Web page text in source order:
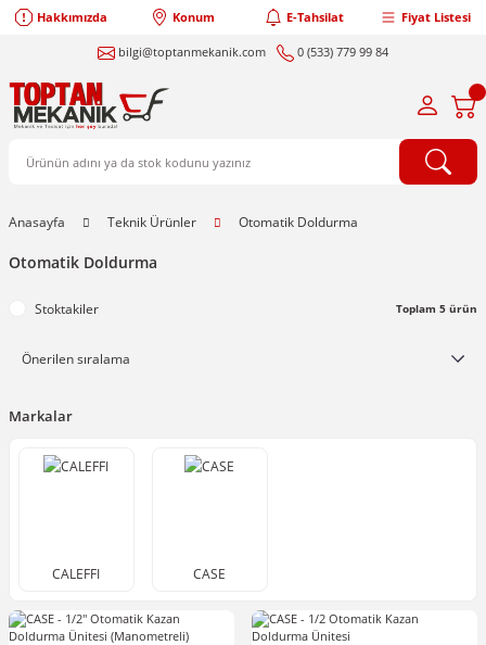
Hakkımızda Konum E-Tahsilat Fiyat Listesi
bilgi@toptanmekanik.com 0 (533) 779 99 84
Anasayfa Teknik Ürünler Otomatik Doldurma
Otomatik Doldurma
Stoktakiler Toplam 5 ürün
Markalar
CALEFFI CASE